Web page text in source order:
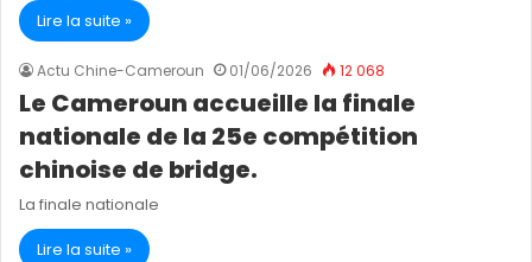
Lire la suite »
Actu Chine-Cameroun 01/06/2026 12 068
Le Cameroun accueille la finale
nationale de la 25e compétition
chinoise de bridge.
La finale nationale
Lire la suite »